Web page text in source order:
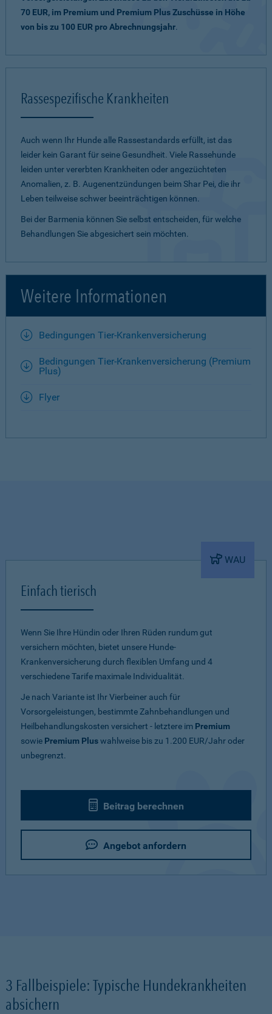
70 EUR, im Premium und Premium Plus Zuschüsse in Höhe
von bis zu 100 EUR pro Abrechnungsjahr.
Rassespezifische Krankheiten
Auch wenn Ihr Hunde alle Rassestandards erfüllt, ist das
leider kein Garant für seine Gesundheit. Viele Rassehunde
leiden unter vererbten Krankheiten oder angezüchteten
Anomalien, z. B. Augenentzündungen beim Shar Pei, die ihr
Leben teilweise schwer beeinträchtigen können.
Bei der Barmenia können Sie selbst entscheiden, für welche
Behandlungen Sie abgesichert sein möchten.
Weitere Informationen
Bedingungen Tier-Krankenversicherung
Bedingungen Tier-Krankenversicherung (Premium
Plus)
Flyer
WAU
Einfach tierisch
Wenn Sie Ihre Hündin oder Ihren Rüden rundum gut
versichern möchten, bietet unsere Hunde-
Krankenversicherung durch flexiblen Umfang und 4
verschiedene Tarife maximale Individualität.
Je nach Variante ist Ihr Vierbeiner auch für
Vorsorgeleistungen, bestimmte Zahnbehandlungen und
Heilbehandlungskosten versichert - letztere im Premium
sowie Premium Pluswahlweise bis zu 1.200 EUR/Jahr oder
unbegrenzt.
Beitrag berechnen
Angebot anfordern
3 Fallbeispiele: Typische Hundekrankheiten
absichern